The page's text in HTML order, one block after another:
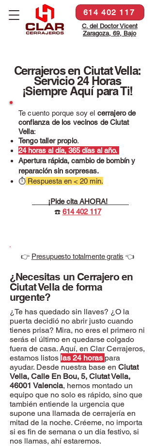
614 402 117
C. del Doctor Vicent
Zaragoza, 69, Bajo
Cerrajeros en Ciutat Vella:
Servicio 24 Horas
¡Siempre Aquí para Ti!
Te cuento porque soy el cerrajero de
confianza de los vecinos de Ciutat
Vella:
Tengo taller propio.
24 horas al día, 365 días al año.
Apertura rápida, cambio de bombín y
reparación sin sorpresas.
⏱ Respuesta en < 20 min.
¡Pide cita AHORA!
☎️ 614 402 117
👉 Presupuesto totalmente gratis 👈
¿Necesitas un Cerrajero en
Ciutat Vella de forma
urgente?
¿Te has quedado sin llaves? ¿O la
puerta decidió no abrir justo cuando
tienes prisa? Mira, no eres el primero ni
serás el último en quedarse colgado
fuera de casa. Aquí, en Clar Cerrajeros,
estamos listos las 24 horas para
ayudar. Desde nuestra base en Ciutat
Vella, Calle En Bou, 5, Ciutat Vella,
46001 Valencia, hemos montado un
equipo que no solo es rápido, sino que
también entiende la urgencia que
supone una llamada de cerrajería en
mitad de la noche. Créeme, no importa
si es fin de semana o un día festivo, si
nos llamas, ahí estaremos.